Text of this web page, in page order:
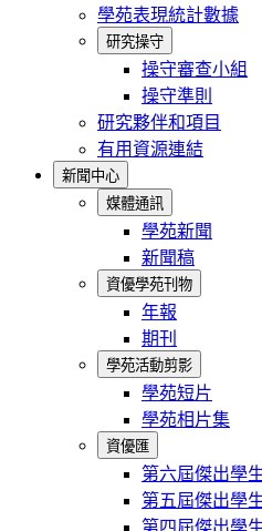
學苑表現統計數據
研究操守
操守審查小組
操守準則
研究夥伴和項目
有用資源連結
新聞中心
媒體通訊
學苑新聞
新聞稿
資優學苑刊物
年報
期刊
學苑活動剪影
學苑短片
學苑相片集
資優匯
第六屆傑出學
第五屆傑出學
第四屆傑出學